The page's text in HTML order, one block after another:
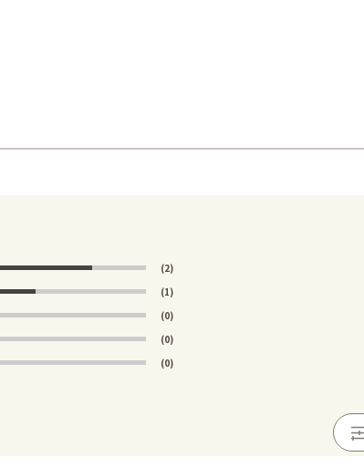
(2)
(1)
(0)
(0)
(0)